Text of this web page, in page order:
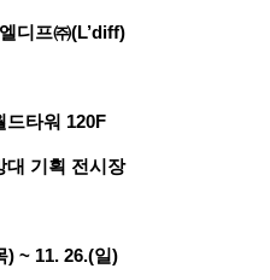
디프㈜(L’diff)
드타워 120F
대 기획 전시장
) ~ 11. 26.(일)